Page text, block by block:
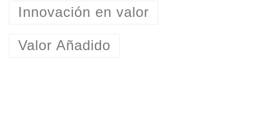
Innovación en valor
Valor Añadido